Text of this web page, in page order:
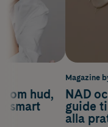
om hud,
smart
Magazine
NAD
guide
alla